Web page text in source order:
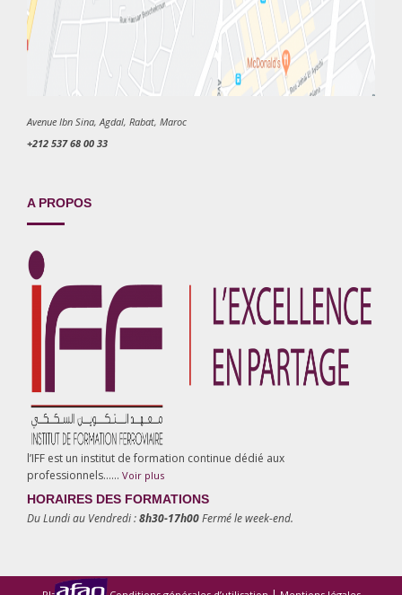
Avenue Ibn Sina, Agdal, Rabat, Maroc
+212 537 68 00 33
A PROPOS
l’IFF est un institut de formation continue dédié aux
professionnels…… Voir plus
HORAIRES DES FORMATIONS
Du Lundi au Vendredi :8h30-17h00Fermé le week-end.